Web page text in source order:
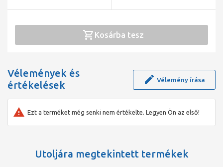
Kosárba tesz
Vélemények és
értékelések
Vélemény írása
Ezt a terméket még senki nem értékelte. Legyen Ön az első!
Utoljára megtekintett termékek